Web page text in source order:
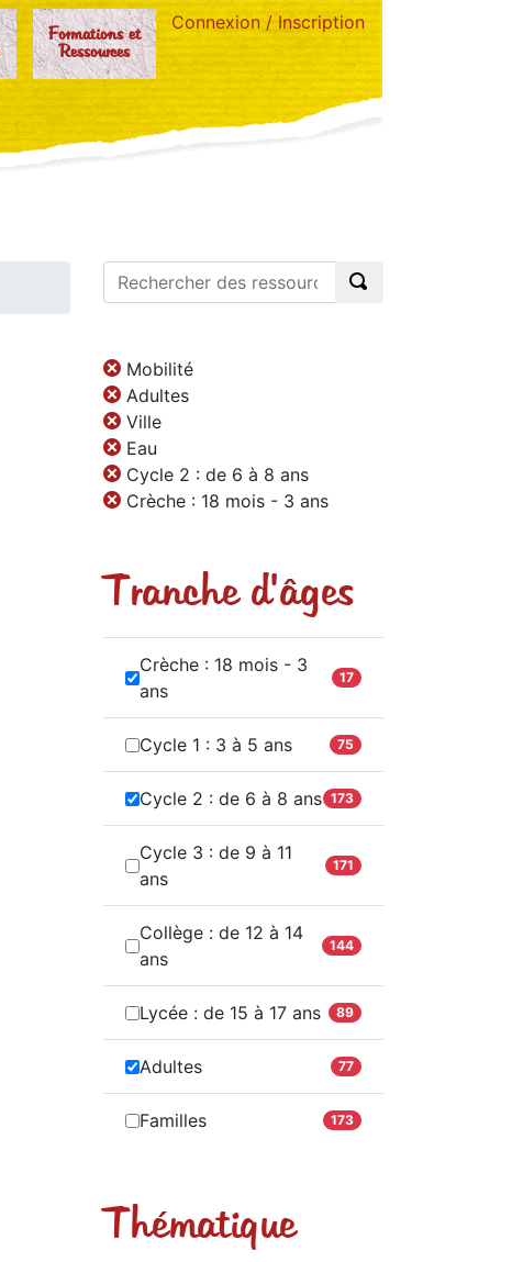
Formations et
Ressources
Connexion / Inscription
Mobilité
Adultes
Ville
Eau
Cycle 2 : de 6 à 8 ans
Crèche : 18 mois - 3 ans
Tranche d'âges
Crèche : 18 mois - 3
ans
17
Cycle 1 : 3 à 5 ans 75
Cycle 2 : de 6 à 8 ans 173
Cycle 3 : de 9 à 11
ans
171
Collège : de 12 à 14
ans
144
Lycée : de 15 à 17 ans 89
Adultes 77
Familles 173
Thématique